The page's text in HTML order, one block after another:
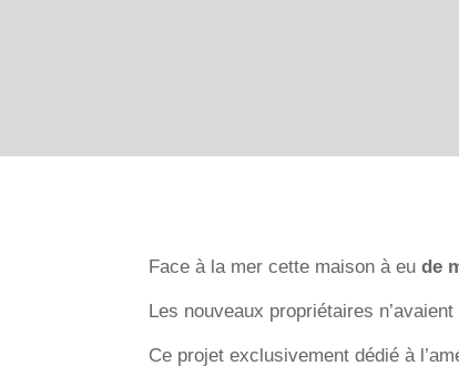
Face à la mer cette maison à eude
Les nouveaux propriétaires
Ce projet exclusivement dédié à